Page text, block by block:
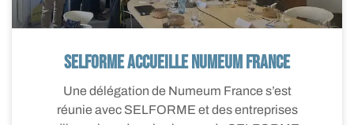
SELFORME accueille Numeum France
Une délégation de Numeum France s’est
réunie avec SELFORME et des entreprises